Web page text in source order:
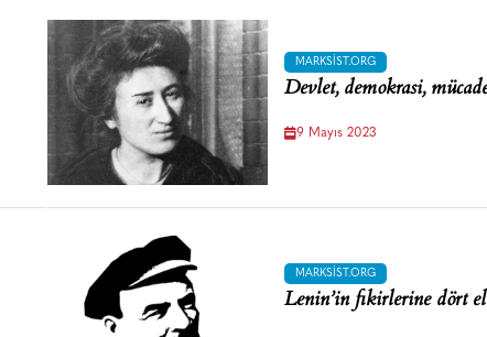
MARKSIST.ORG
Devlet, demokrasi,
9 Mayıs 2023
MARKSIST.ORG
Lenin’in fikirlerine dört